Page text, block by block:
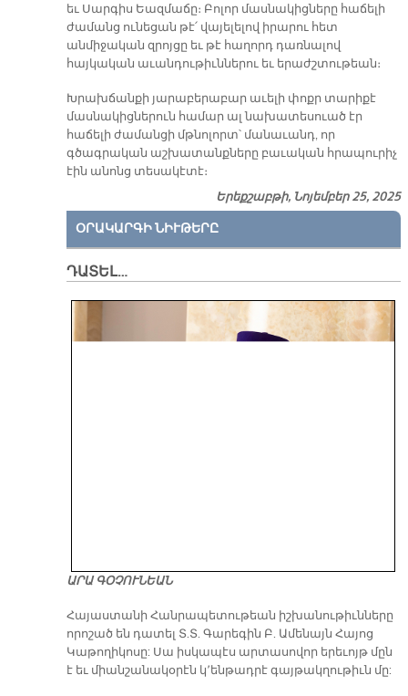
եւ Սարգիս Եազմաճը։ Բոլոր մասնակիցները հաճելի
ժամանց ունեցան թէ՛ վայելելով իրարու հետ
անմիջական զրոյցը եւ թէ հաղորդ դառնալով
հայկական աւանդութիւններու եւ երաժշտութեան։
Խրախճանքի յարաբերաբար աւելի փոքր տարիքէ
մասնակիցներուն համար ալ նախատեսուած էր
հաճելի ժամանցի մթնոլորտ՝ մանաւանդ, որ
գծագրական աշխատանքները բաւական հրապուրիչ
էին անոնց տեսակէտէ։
Երեքշաբթի, Նոյեմբեր 25, 2025
ՕՐԱԿԱՐԳԻ ՆԻՒԹԵՐԸ
ԴԱՏԵԼ…
ԱՐԱ ԳՕՉՈՒՆԵԱՆ
​Հայաստանի Հանրապետութեան իշխանութիւնները
որոշած են դատել Տ.Տ. Գարեգին Բ. Ամենայն Հայոց
Կաթողիկոսը: Սա իսկապէս արտասովոր երեւոյթ մըն
է եւ միանշանակօրէն կ՚ենթադրէ գայթակղութիւն մը: